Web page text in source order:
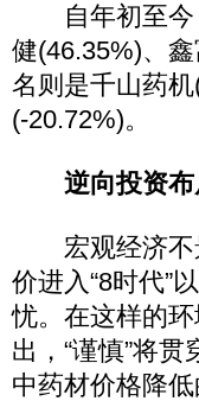
自年初至今
健(46.35%)、
名则是千山药
(-20.72%)。
逆向投资
宏观经济不
价进入“8时代”
忧。在这样的
出，“谨慎”将
中药材价格降